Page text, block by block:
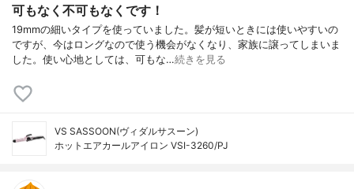
可もなく不可もなくです！
19mmの細いタイプを使っていました。髪が短いときには使いやすいの
ですが、今はロングなので使う機会がなくなり、家族に譲ってしまいま
した。使い心地としては、可もな…続きを見る
VS SASSOON(ヴィダルサスーン)
ホットエアカールアイロン VSI-3260/PJ